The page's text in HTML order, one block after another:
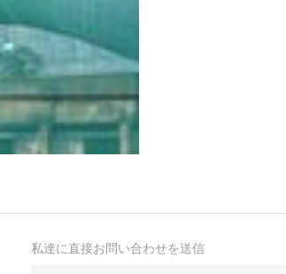
私達に直接お問い合わせを送信